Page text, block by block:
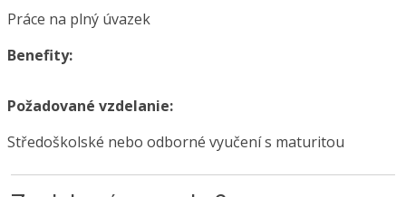
Práce na plný úvazek
Benefity:
Požadované vzdelanie:
Středoškolské nebo odborné vyučení s maturitou